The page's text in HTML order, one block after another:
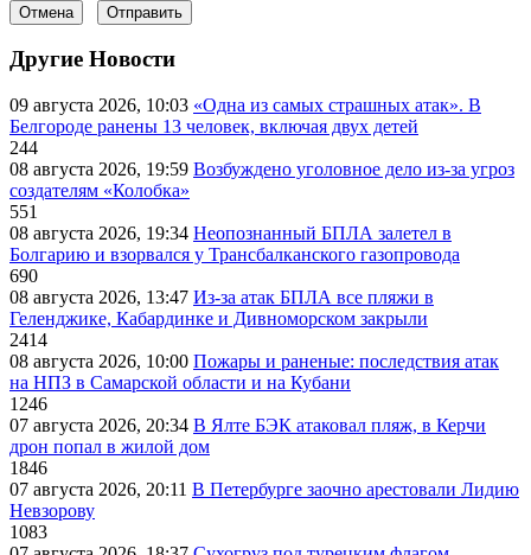
Отмена Отправить
Другие Новости
09 августа 2026, 10:03 «Одна из самых страшных атак». В
Белгороде ранены 13 человек, включая двух детей
244
08 августа 2026, 19:59 Возбуждено уголовное дело из-за угроз
создателям «Колобка»
551
08 августа 2026, 19:34 Неопознанный БПЛА залетел в
Болгарию и взорвался у Трансбалканского газопровода
690
08 августа 2026, 13:47 Из-за атак БПЛА все пляжи в
Геленджике, Кабардинке и Дивноморском закрыли
2414
08 августа 2026, 10:00 Пожары и раненые: последствия атак
на НПЗ в Самарской области и на Кубани
1246
07 августа 2026, 20:34 В Ялте БЭК атаковал пляж, в Керчи
дрон попал в жилой дом
1846
07 августа 2026, 20:11 В Петербурге заочно арестовали Лидию
Невзорову
1083